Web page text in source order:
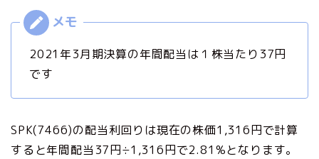
2021年3月期決算の年間配当は１株当たり37円
です
SPK(7466)の配当利回りは現在の株価1,316円で計算
すると年間配当37円÷1,316円で2.81%となります。